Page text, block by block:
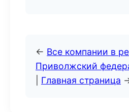
← Все компании в
Приволжский
Главная страница